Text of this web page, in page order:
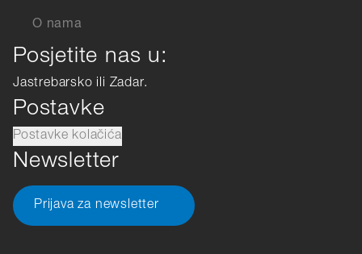
O nama
Posjetite nas u:
Jastrebarsko ili Zadar.
Postavke
Postavke kolačića
Newsletter
Prijava za newsletter